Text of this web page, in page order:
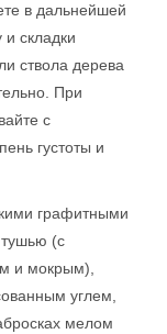
в дальнейшей
складки
ствола дерева
При
с
густоты и
графитными
(с
и мокрым),
углем,
мелом